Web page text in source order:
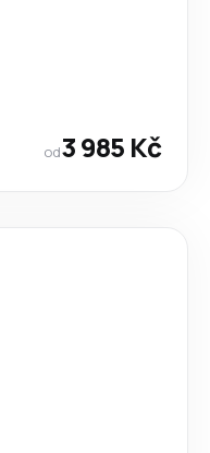
od3 985 Kč